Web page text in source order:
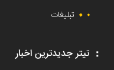
تبلیغات
تیتر جدیدترین اخبار